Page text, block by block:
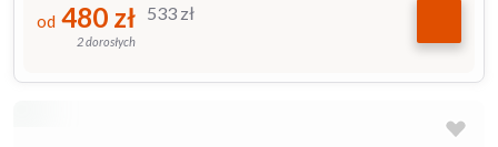
533 zł
od 480 zł
2 dorosłych